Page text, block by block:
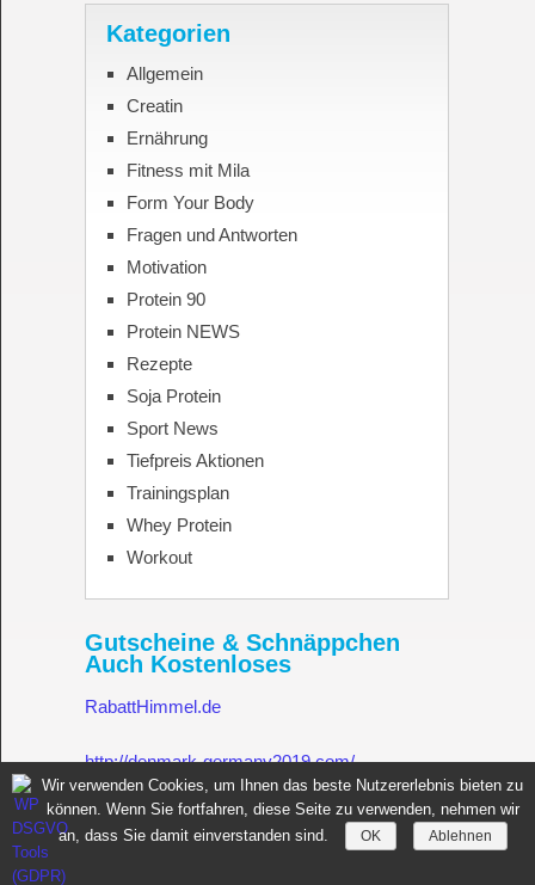
Kategorien
Allgemein
Creatin
Ernährung
Fitness mit Mila
Form Your Body
Fragen und Antworten
Motivation
Protein 90
Protein NEWS
Rezepte
Soja Protein
Sport News
Tiefpreis Aktionen
Trainingsplan
Whey Protein
Workout
Gutscheine & Schnäppchen
Auch Kostenloses
RabattHimmel.de
http://denmark-germany2019.com/
Gutschein.Rabatthimmel.de
Wir verwenden Cookies, um Ihnen das beste Nutzererlebnis bieten zu
können. Wenn Sie fortfahren, diese Seite zu verwenden, nehmen wir
an, dass Sie damit einverstanden sind.
OK Ablehnen